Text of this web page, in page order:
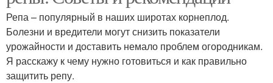
Репа – популярный в наших широтах корнеплод.
Болезни и вредители могут снизить показатели
урожайности и доставить немало проблем огородникам.
Я расскажу к чему нужно готовиться и как правильно
защитить репу.